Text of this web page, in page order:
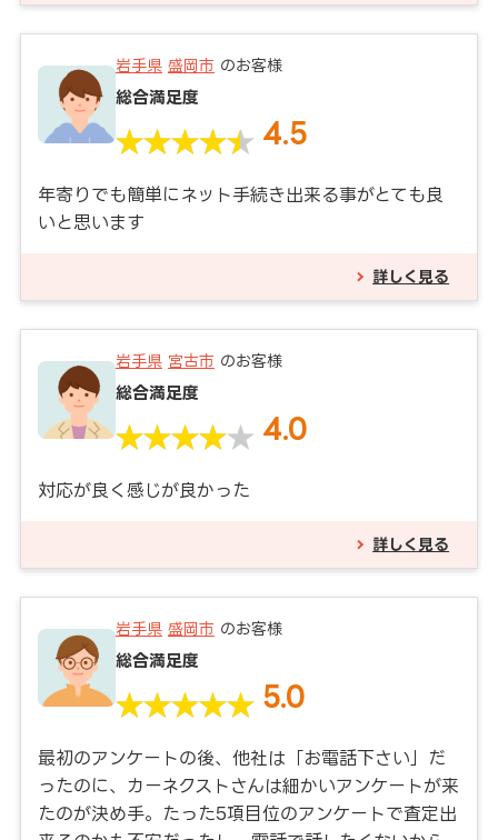
岩手県 盛岡市 のお客様
総合満足度
4.5
年寄りでも簡単にネット手続き出来る事がとても良
いと思います
詳しく見る
岩手県 宮古市 のお客様
総合満足度
4.0
対応が良く感じが良かった
詳しく見る
岩手県 盛岡市 のお客様
総合満足度
5.0
最初のアンケートの後、他社は「お電話下さい」だ
ったのに、カーネクストさんは細かいアンケートが来
たのが決め手。たった5項目位のアンケートで査定出